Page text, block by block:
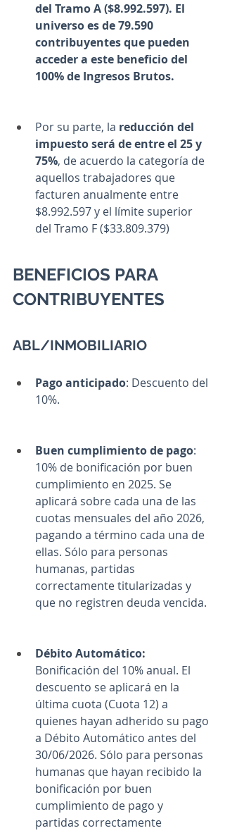
del Tramo A ($8.992.597). El
universo es de 79.590
contribuyentes que pueden
acceder a este beneficio del
100% de Ingresos Brutos.
Por su parte, la reducción del
impuesto será de entre el 25 y
75%, de acuerdo la categoría de
aquellos trabajadores que
facturen anualmente entre
$8.992.597 y el límite superior
del Tramo F ($33.809.379)
BENEFICIOS PARA
CONTRIBUYENTES
ABL/INMOBILIARIO
Pago anticipado: Descuento del
10%.
Buen cumplimiento de pago:
10% de bonificación por buen
cumplimiento en 2025. Se
aplicará sobre cada una de las
cuotas mensuales del año 2026,
pagando a término cada una de
ellas. Sólo para personas
humanas, partidas
correctamente titularizadas y
que no registren deuda vencida.
Débito Automático:
Bonificación del 10% anual. El
descuento se aplicará en la
última cuota (Cuota 12) a
quienes hayan adherido su pago
a Débito Automático antes del
30/06/2026. Sólo para personas
humanas que hayan recibido la
bonificación por buen
cumplimiento de pago y
partidas correctamente